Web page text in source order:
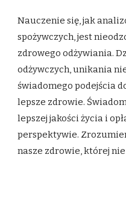
Nauczenie się, jak
spożywczych, jest
zdrowego odżywiania.
odżywczych, unikania
świadomego podejścia
lepsze zdrowie.
lepszej jakości życia i
perspektywie.
nasze zdrowie, której